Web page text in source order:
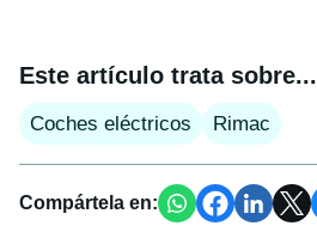
Este artículo trata sobre...
Coches eléctricos Rimac
Compártela en: